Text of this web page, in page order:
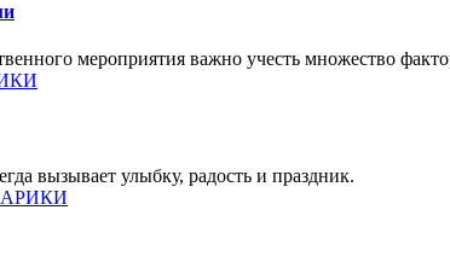
мероприятия важно учесть множество
вызывает улыбку, радость и праздник.